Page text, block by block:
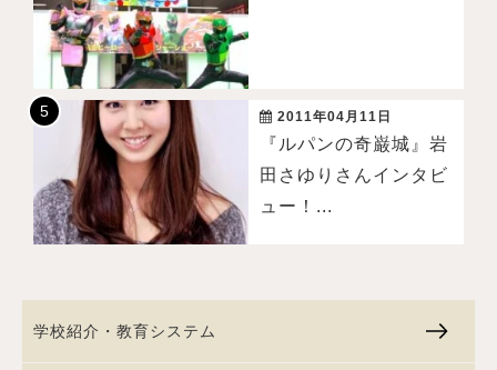
2011年04月11日
『ルパンの奇巌城』岩
田さゆりさんインタビ
ュー！...
学校紹介・教育システム